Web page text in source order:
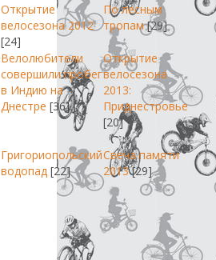
Открытие
велосезона 2012
[24]
По лесным
тропам [29]
Велолюбители
совершили пробег
в Индию на
Днестре [36]
Открытие
велосезона
2013:
Приднестровье
[20]
Григориопольский
водопад [22]
Свеча памяти
2013 [29]